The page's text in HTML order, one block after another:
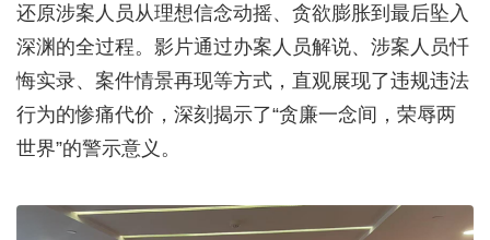
还原涉案人员从理想信念动摇、贪欲膨胀到最后坠入
深渊的全过程。影片通过办案人员解说、涉案人员忏
悔实录、案件情景再现等方式，直观展现了违规违法
行为的惨痛代价，深刻揭示了“贪廉一念间，荣辱两
世界”的警示意义。